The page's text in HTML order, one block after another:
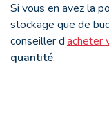
Si vous en avez la
stockage que de
conseiller d’acheter
quantité.